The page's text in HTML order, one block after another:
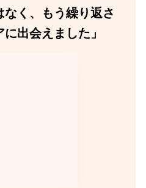
なく、もう繰り返さ
出会えました」